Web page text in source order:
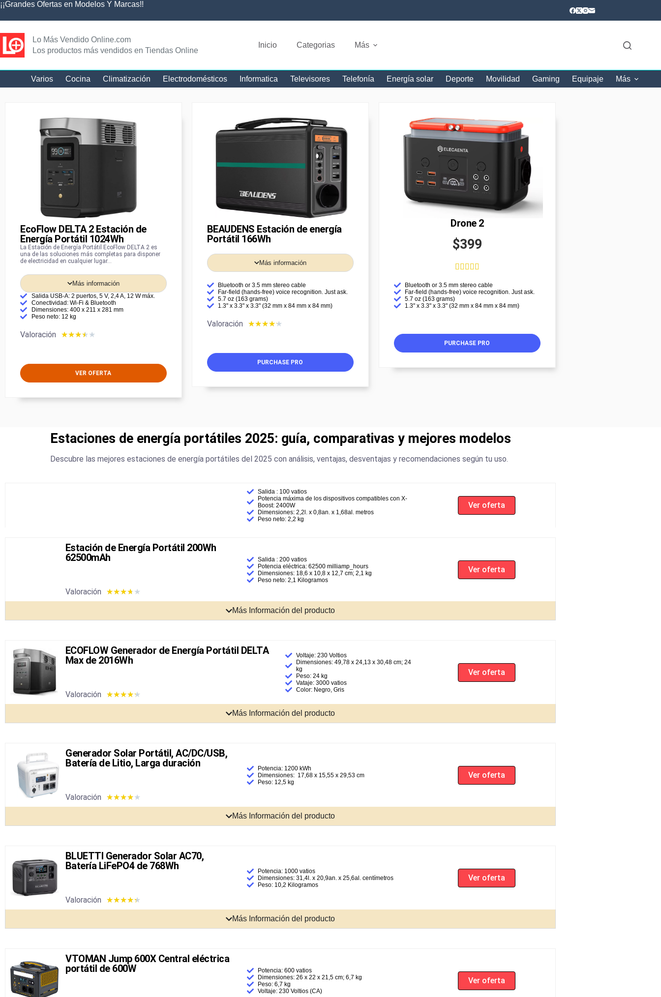
¡¡Grandes Ofertas en Modelos Y Marcas!!
Lo Más Vendido Online.com
Los productos más vendidos en Tiendas Online
Inicio Categorias Más
Varios Cocina Climatización Electrodomésticos Informatica Televisores Telefonía Energía solar Deporte Movilidad Gaming Equipaje Más
EcoFlow DELTA 2 Estación de
Energía Portátil 1024Wh
La Estación de Energía Portátil EcoFlow DELTA 2 es
una de las soluciones más completas para disponer
de electricidad en cualquier lugar…
Más información
Salida USB-A: 2 puertos, 5 V, 2,4 A, 12 W máx.
Conectividad: Wi-Fi & Bluetooth
Dimensiones: 400 x 211 x 281 mm
Peso neto: 12 kg
Valoración ★★★★★
VER OFERTA
BEAUDENS Estación de energía
Portátil 166Wh
Más información
Bluetooth or 3.5 mm stereo cable
Far-field (hands-free) voice recognition. Just ask.
5.7 oz (163 grams)
1.3" x 3.3" x 3.3" (32 mm x 84 mm x 84 mm)
Valoración ★★★★★
PURCHASE PRO
Drone 2
$399
    
Bluetooth or 3.5 mm stereo cable
Far-field (hands-free) voice recognition. Just ask.
5.7 oz (163 grams)
1.3" x 3.3" x 3.3" (32 mm x 84 mm x 84 mm)
PURCHASE PRO
Estaciones de energía portátiles 2025: guía, comparativas y mejores modelos
Descubre las mejores estaciones de energía portátiles del 2025 con análisis, ventajas, desventajas y recomendaciones según tu uso.
Salida : 100 vatios
Potencia máxima de los dispositivos compatibles con X-
Boost: 2400W
Dimensiones: 2,2l. x 0,8an. x 1,68al. metros
Peso neto: 2,2 kg
Ver oferta
Estación de Energía Portátil 200Wh
62500mAh
Valoración ★★★★★
Salida : 200 vatios
Potencia eléctrica: 62500 milliamp_hours
Dimensiones: ‎18,6 x 10,8 x 12,7 cm; 2,1 kg
Peso neto: 2,1 Kilogramos
Ver oferta
Más Información del producto
ECOFLOW Generador de Energía Portátil DELTA
Max de 2016Wh
Valoración ★★★★★
Voltaje: 230 Voltios
Dimensiones: ‎49,78 x 24,13 x 30,48 cm; 24
kg
Peso: 24 kg
Vataje: 3000 vatios
Color: ‎Negro, Gris
Ver oferta
Más Información del producto
Generador Solar Portátil, AC/DC/USB,
Batería de Litio, Larga duración
Valoración ★★★★★
Potencia: 1200 kWh
Dimensiones: ‎ 17,68 x 15,55 x 29,53 cm
Peso: 12,5 kg
Ver oferta
Más Información del producto
BLUETTI Generador Solar AC70,
Batería LiFePO4 de 768Wh
Valoración ★★★★★
Potencia: 1000 vatios
Dimensiones: ‎‎31,4l. x 20,9an. x 25,6al. centímetros
Peso: 10,2 Kilogramos
Ver oferta
Más Información del producto
VTOMAN Jump 600X Central eléctrica
portátil de 600W
Potencia: 600 vatios
Dimensiones: ‎26 x 22 x 21,5 cm; 6,7 kg
Peso: ‎6,7 kg
Voltaje: 230 Voltios (CA)
Ver oferta